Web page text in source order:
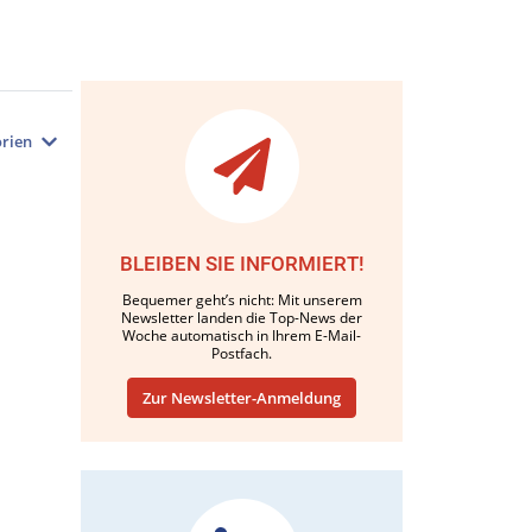
BLEIBEN SIE INFORMIERT!
Bequemer geht’s nicht: Mit unserem
Newsletter landen die Top-News der
Woche automatisch in Ihrem E-Mail-
Postfach.
Zur Newsletter-Anmeldung